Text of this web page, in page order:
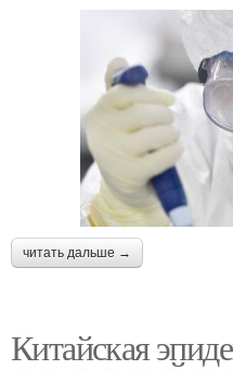
читать дальше →
Китайская